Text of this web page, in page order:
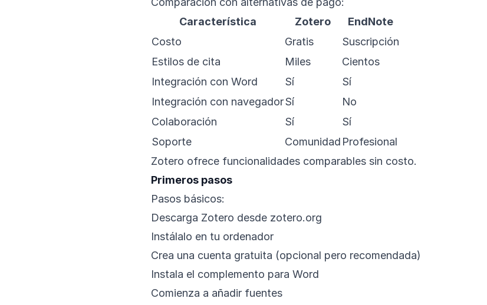
Característica
Zotero
EndNote
Costo
Gratis
Suscripción
Estilos de cita
Miles
Cientos
Integración con Word
Sí
Sí
Integración con navegadorSí
No
Colaboración
Sí
Sí
Soporte
Comunidad Profesional
Zotero ofrece funcionalidades comparables sin costo.
Primeros pasos
Pasos básicos:
Descarga Zotero desde zotero.org
Instálalo en tu ordenador
Crea una cuenta gratuita (opcional pero recomendada)
Instala el complemento para Word
Comienza a añadir fuentes